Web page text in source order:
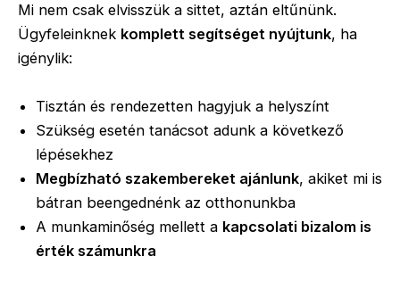
Mi nem csak elvisszük a sittet, aztán eltűnünk.
Ügyfeleinknek komplett segítséget nyújtunk, ha
igénylik:
Tisztán és rendezetten hagyjuk a helyszínt
Szükség esetén tanácsot adunk a következő
lépésekhez
Megbízható szakembereket ajánlunk, akiket mi is
bátran beengednénk az otthonunkba
A munkaminőség mellett a kapcsolati bizalom is
érték számunkra